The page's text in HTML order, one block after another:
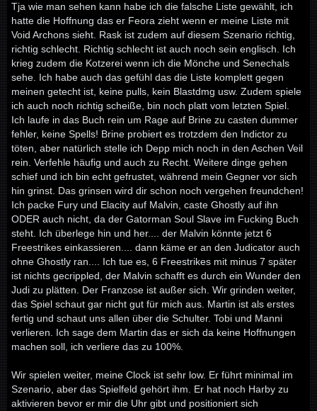
Tja wie man sehen kann habe ich die falsche Liste gewählt, ich
hatte die Hoffnung das er Feora zieht wenn er meine Liste mit
Void Archons sieht. Rask ist zudem auf diesem Szenario richtig,
richtig schlecht. Richtig schlecht ist auch noch sein englisch. Ich
krieg zudem die Kotzerei wenn ich die Mönche und Senechals
sehe. Ich habe auch das gefühl das die Liste komplett gegen
meinen getecht ist, keine pulls, kein Blastdmg usw. Zudem spiele
ich auch noch richtig scheiße, bin noch platt vom letzten Spiel.
Ich laufe in das Buch rein um Rage auf Brine zu casten dummer
fehler, keine Spells! Brine probiert es trotzdem den Indictor zu
töten, aber natürlich stelle ich Depp mich noch in den Aschen Veil
rein. Verfehle häufig und auch zu Recht. Weitere dinge gehen
schief und ich bin echt gefrustet, während mein Gegner vor sich
hin grinst. Das grinsen wird dir schon noch vergehen freundchen!
Ich packe Fury und Elacity auf Malvin, caste Ghostly auf ihn
ODER auch nicht, da der Gatorman Soul Slave im Fucking Buch
steht. Ich überlege hin und her.... der Malvin könnte jetzt 6
Freestrikes einkassieren.... dann käme er an den Judicator auch
ohne Ghostly ran.... Ich tue es, 6 Freestrikes mit minus 7 später
ist nichts gecrippled, der Malvin schafft es durch ein Wunder den
Judi zu plätten. Der Franzose ist außer sich. Wir grinden weiter,
das Spiel schaut gar nicht gut für mich aus. Martin ist als erstes
fertig und schaut uns allen über die Schulter. Tobi und Manni
verlieren. Ich sage dem Martin das er sich da keine Hoffnungen
machen soll, ich verliere das zu 100%.
Wir spielen weiter, meine Clock ist sehr low. Er führt minimal im
Szenario, aber das Spielfeld gehört ihm. Er hat noch Harby zu
aktivieren bevor er mir die Uhr gibt und positioniert sich